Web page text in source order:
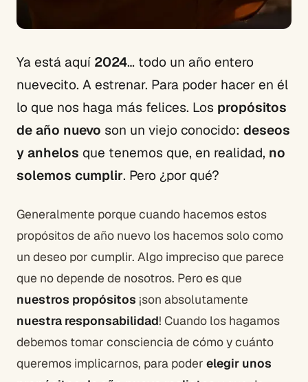
Ya está aquí 2024… todo un año entero
nuevecito. A estrenar. Para poder hacer en él
lo que nos haga más felices. Los propósitos
de año nuevo son un viejo conocido: deseos
y anhelos que tenemos que, en realidad, no
solemos cumplir. Pero ¿por qué?
Generalmente porque cuando hacemos estos
propósitos de año nuevo los hacemos solo como
un deseo por cumplir. Algo impreciso que parece
que no depende de nosotros. Pero es que
nuestros propósitos ¡son absolutamente
nuestra responsabilidad! Cuando los hagamos
debemos tomar consciencia de cómo y cuánto
queremos implicarnos, para poder elegir unos